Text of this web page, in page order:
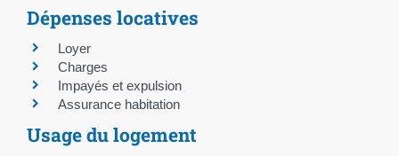
Dépenses locatives
Loyer
Charges
Impayés et expulsion
Assurance habitation
Usage du logement